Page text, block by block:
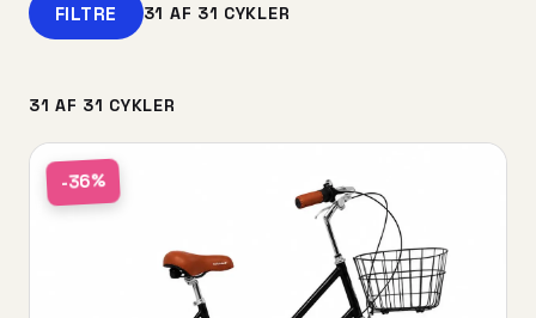
FILTRE 31 AF 31 CYKLER
31 AF 31 CYKLER
-36%